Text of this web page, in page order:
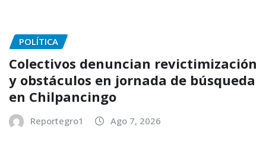
POLÍTICA
Colectivos denuncian revictimización
y obstáculos en jornada de búsqueda
en Chilpancingo
Reportegro1 Ago 7, 2026